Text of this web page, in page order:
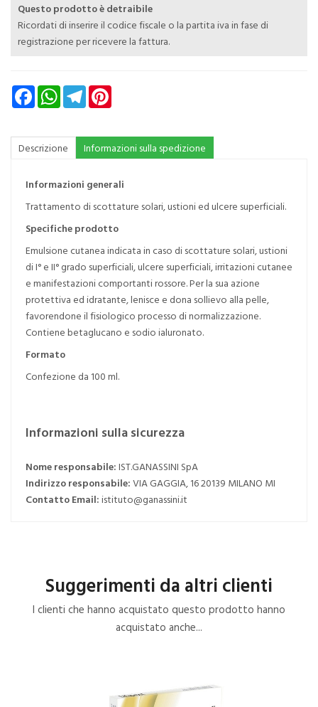
Questo prodotto è detraibile
Ricordati di inserire il codice fiscale o la partita iva in fase di
registrazione per ricevere la fattura.
FacebookWhatsAppTelegram
Descrizione Informazioni sulla spedizione
Informazioni generali
Trattamento di scottature solari, ustioni ed ulcere superficiali.
Specifiche prodotto
Emulsione cutanea indicata in caso di scottature solari, ustioni
di I° e II° grado superficiali, ulcere superficiali, irritazioni cutanee
e manifestazioni comportanti rossore. Per la sua azione
protettiva ed idratante, lenisce e dona sollievo alla pelle,
favorendone il fisiologico processo di normalizzazione.
Contiene betaglucano e sodio ialuronato.
Formato
Confezione da 100 ml.
Informazioni sulla sicurezza
Nome responsabile:IST.GANASSINI SpA
Indirizzo responsabile:VIA GAGGIA, 16 20139 MILANO MI
Contatto Email:istituto@ganassini.it
Suggerimenti da altri clienti
I clienti che hanno acquistato questo prodotto hanno
acquistato anche...